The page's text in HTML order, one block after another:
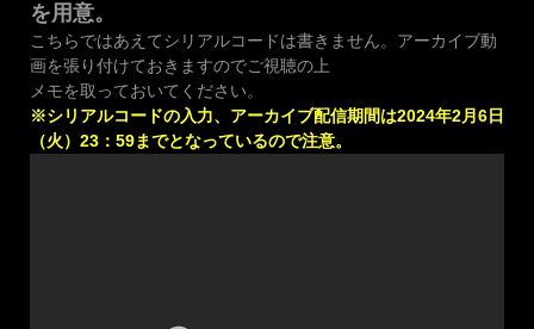
物
(ほ
う
も
つ)」
を用意。
こちらではあえてシリアルコードは書きません。アーカイブ動
画を張り付けておきますのでご視聴の上
メモを取っておいてください。
※シリアルコードの入力、アーカイブ配信期間は2024年2月6日
（火）23：59までとなっているので注意。